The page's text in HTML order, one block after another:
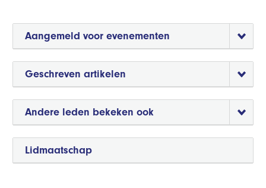
Lidmaatschap
Aangemeld voor evenementen
Geschreven artikelen
Andere leden bekeken ook